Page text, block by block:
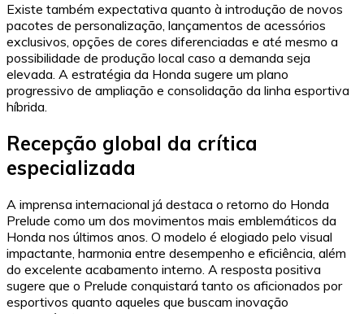
Existe também expectativa quanto à introdução de novos
pacotes de personalização, lançamentos de acessórios
exclusivos, opções de cores diferenciadas e até mesmo a
possibilidade de produção local caso a demanda seja
elevada. A estratégia da Honda sugere um plano
progressivo de ampliação e consolidação da linha esportiva
híbrida.
Recepção global da crítica
especializada
A imprensa internacional já destaca o retorno do Honda
Prelude como um dos movimentos mais emblemáticos da
Honda nos últimos anos. O modelo é elogiado pelo visual
impactante, harmonia entre desempenho e eficiência, além
do excelente acabamento interno. A resposta positiva
sugere que o Prelude conquistará tanto os aficionados por
esportivos quanto aqueles que buscam inovação